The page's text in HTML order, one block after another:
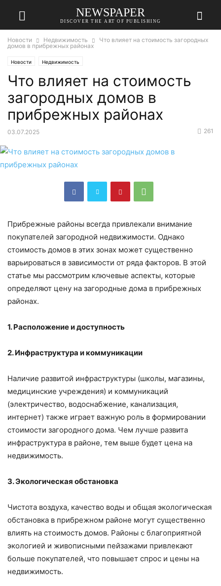
NEWSPAPER
DISCOVER THE ART OF PUBLISHING
Новости Недвижимость
Что влияет на стоимость загородных
домов в прибрежных районах
Новости Недвижимость
Что влияет на стоимость
загородных домов в
прибрежных районах
03.07.2025 261
Прибрежные районы всегда привлекали внимание
покупателей загородной недвижимости. Однако
стоимость домов в этих зонах может существенно
варьироваться в зависимости от ряда факторов. В этой
статье мы рассмотрим ключевые аспекты, которые
определяют цену на загородные дома в прибрежных
районах.
1. Расположение и доступность
2. Инфраструктура и коммуникации
Наличие развитой инфраструктуры (школы, магазины,
медицинские учреждения) и коммуникаций
(электричество, водоснабжение, канализация,
интернет) также играет важную роль в формировании
стоимости загородного дома. Чем лучше развита
инфраструктура в районе, тем выше будет цена на
недвижимость.
3. Экологическая обстановка
Чистота воздуха, качество воды и общая экологическая
обстановка в прибрежном районе могут существенно
влиять на стоимость домов. Районы с благоприятной
экологией и живописными пейзажами привлекают
больше покупателей, что повышает спрос и цены на
недвижимость.